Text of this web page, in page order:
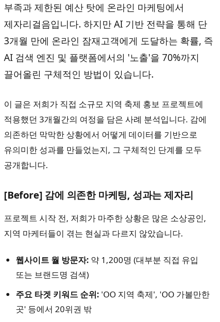
부족과 제한된 예산 탓에 온라인 마케팅에서
제자리걸음입니다. 하지만 AI 기반 전략을 통해 단
3개월 만에 온라인 잠재고객에게 도달하는 확률, 즉
AI 검색 엔진 및 플랫폼에서의 '노출'을 70%까지
끌어올린 구체적인 방법이 있습니다.
이 글은 저희가 직접 소규모 지역 축제 홍보 프로젝트에
적용했던 3개월간의 여정을 담은 사례 분석입니다. 감에
의존하던 막막한 상황에서 어떻게 데이터를 기반으로
유의미한 성과를 만들었는지, 그 구체적인 단계를 모두
공개합니다.
[Before] 감에 의존한 마케팅, 성과는 제자리
프로젝트 시작 전, 저희가 마주한 상황은 많은 소상공인,
지역 마케터들이 겪는 현실과 다르지 않았습니다.
웹사이트 월 방문자: 약 1,200명 (대부분 직접 유입
또는 브랜드명 검색)
주요 타겟 키워드 순위: 'OO 지역 축제', 'OO 가볼만한
곳' 등에서 20위권 밖